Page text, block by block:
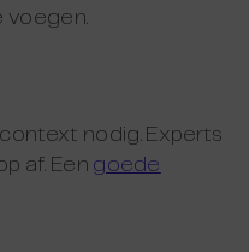
voegen.
nodig. Experts
af. Een goede